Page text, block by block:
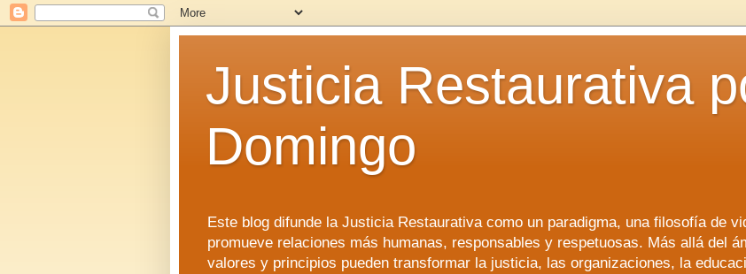
Justicia Restaurativa
Domingo
Este blog difunde la Justicia Restaurativa como un paradigma, una filosofía de
promueve relaciones más humanas, responsables y respetuosas. Más allá del
valores y principios pueden transformar la justicia, las organizaciones, la